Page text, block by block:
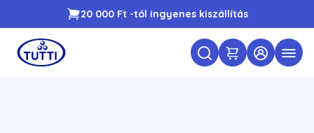
20 000 Ft -tól ingyenes kiszállítás